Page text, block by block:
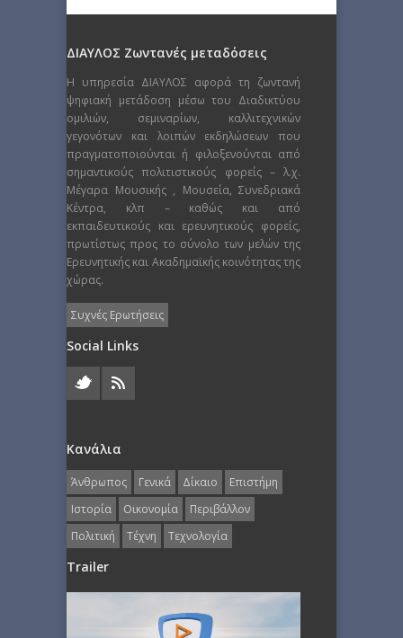
ΔΙΑΥΛΟΣ Ζωντανές μεταδόσεις
Η υπηρεσία ΔΙΑΥΛΟΣ αφορά τη ζωντανή
ψηφιακή μετάδοση μέσω του Διαδικτύου
ομιλιών, σεμιναρίων, καλλιτεχνικών
γεγονότων και λοιπών εκδηλώσεων που
πραγματοποιούνται ή φιλοξενούνται από
σημαντικούς πολιτιστικούς φορείς – λ.χ.
Μέγαρα Μουσικής , Μουσεία, Συνεδριακά
Κέντρα, κλπ – καθώς και από
εκπαιδευτικούς και ερευνητικούς φορείς,
πρωτίστως προς το σύνολο των μελών της
Ερευνητικής και Ακαδημαϊκής κοινότητας της
χώρας.
Συχνές Ερωτήσεις
Social Links
Κανάλια
Άνθρωπος Γενικά Δίκαιο
Επιστήμη
Ιστορία
Οικονομία
Περιβάλλον
Πολιτική
Τέχνη Τεχνολογία
Trailer